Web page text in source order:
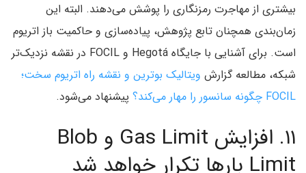
بیشتری از مهاجرت رمزنگاری را پوشش می‌دهند. البته این
زمان‌بندی همچنان تابع پژوهش، پیاده‌سازی و حاکمیت باز اتریوم
است. برای آشنایی با جایگاه Hegotá و FOCIL در نقشه نزدیک‌تر
شبکه، مطالعه گزارش ویتالیک بوترین و نقشه راه اتریوم سخت؛
FOCIL چگونه سانسور را مهار می‌کند؟
پیشنهاد می‌شود.
۱۱. افزایش Gas Limit و Blob
Limit بارها تکرار خواهد شد